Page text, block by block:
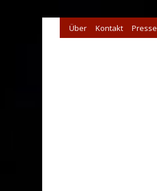
Über Kontakt Presse